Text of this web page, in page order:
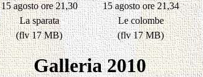
15 agosto ore 21,30 15 agosto ore 21,34
La sparata Le colombe
(flv 17 MB) (flv 17 MB)
Galleria 2010